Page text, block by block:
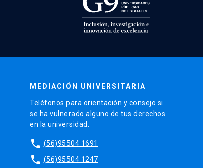
MEDIACIÓN UNIVERSITARIA
Teléfonos para orientación y consejo si
se ha vulnerado alguno de tus derechos
en la universidad.
phone (56)95504 1691
phone (56)95504 1247